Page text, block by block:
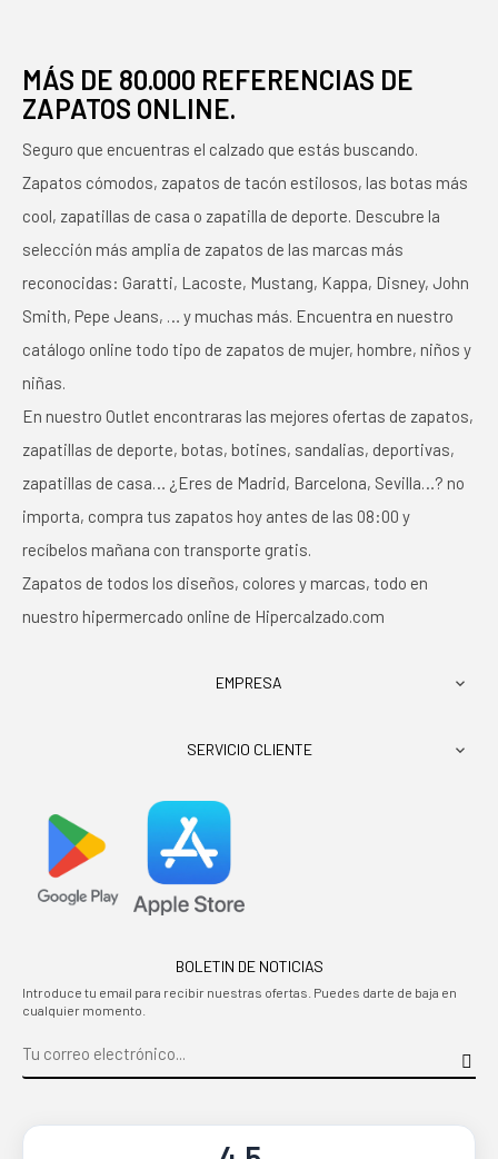
MÁS DE 80.000 REFERENCIAS DE
ZAPATOS ONLINE.
Seguro que encuentras el calzado que estás buscando.
Zapatos cómodos, zapatos de tacón estilosos, las botas más
cool, zapatillas de casa o zapatilla de deporte. Descubre la
selección más amplia de zapatos de las marcas más
reconocidas: Garatti, Lacoste, Mustang, Kappa, Disney, John
Smith, Pepe Jeans, … y muchas más. Encuentra en nuestro
catálogo online todo tipo de zapatos de mujer, hombre, niños y
niñas.
En nuestro Outlet encontraras las mejores ofertas de zapatos,
zapatillas de deporte, botas, botines, sandalias, deportivas,
zapatillas de casa… ¿Eres de Madrid, Barcelona, Sevilla…? no
importa, compra tus zapatos hoy antes de las 08:00 y
recíbelos mañana con transporte gratis.
Zapatos de todos los diseños, colores y marcas, todo en
nuestro hipermercado online de Hipercalzado.com
EMPRESA 
SERVICIO CLIENTE 
BOLETIN DE NOTICIAS
Introduce tu email para recibir nuestras ofertas. Puedes darte de baja en
cualquier momento.